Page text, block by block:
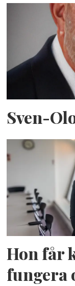
Sven-
Hon får
fungera